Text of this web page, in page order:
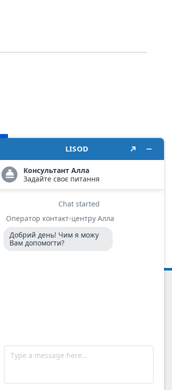
Что делать, если в семье были
случаи рака?
Сертификат соответствия на систему
управления качеством